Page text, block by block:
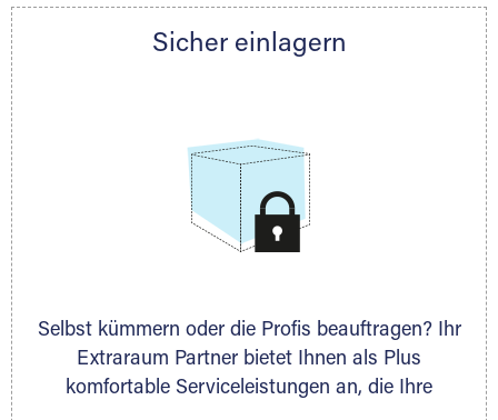
persönlich hinsichtlich Lagervolumen und zu
Sicher einlagern
Selbst kümmern oder die Profis beauftragen? Ihr
Extraraum Partner bietet Ihnen als Plus
komfortable Serviceleistungen an, die Ihre